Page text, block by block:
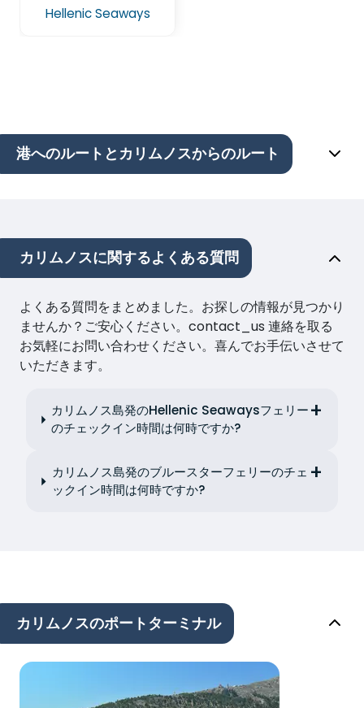
Hellenic Seaways
港へのルートとカリムノスからのルート
カリムノスに関するよくある質問
よくある質問をまとめました。お探しの情報が見つかり
ませんか？ご安心ください。contact_us 連絡を取る
お気軽にお問い合わせください。喜んでお手伝いさせて
いただきます。
カリムノス島発のHellenic Seawaysフェリー
のチェックイン時間は何時ですか?
カリムノス島発のブルースターフェリーのチェ
ックイン時間は何時ですか?
カリムノスのポートターミナル